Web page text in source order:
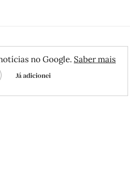
no Google. Saber mais
Já adicionei